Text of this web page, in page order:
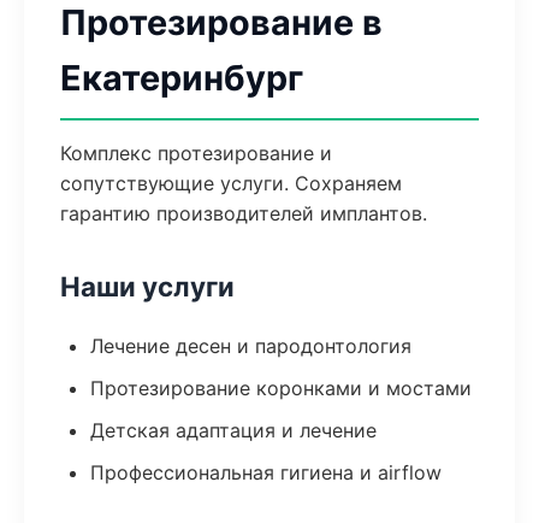
Протезирование в
Екатеринбург
Комплекс протезирование и
сопутствующие услуги. Сохраняем
гарантию производителей имплантов.
Наши услуги
Лечение десен и пародонтология
Протезирование коронками и мостами
Детская адаптация и лечение
Профессиональная гигиена и airflow